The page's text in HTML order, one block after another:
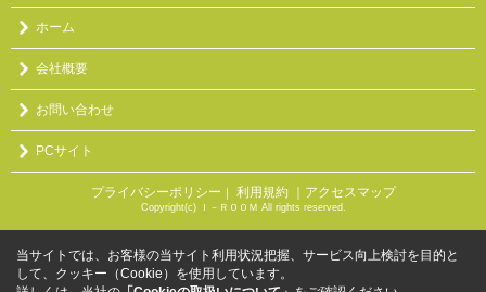
ホーム
会社概要
お問い合わせ
PCサイト
プライバシーポリシー 利用規約 ｜アクセスマップ
Copyright(c) Ｉ－ＲＯＯＭ All rights reserved.
当サイトでは、お客様の当サイト利用状況把握、サービス向上検討を目的と
して、クッキー（Cookie）を使用しています。